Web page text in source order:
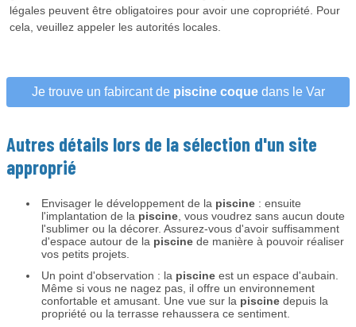
légales peuvent être obligatoires pour avoir une copropriété. Pour
cela, veuillez appeler les autorités locales.
Je trouve un fabircant de piscine coquedans le Var
Autres détails lors de la sélection d'un site
approprié
Envisager le développement de la piscine: ensuite
l'implantation de la piscine, vous voudrez sans aucun doute
l'sublimer ou la décorer. Assurez-vous d'avoir suffisamment
d'espace autour de la piscinede manière à pouvoir réaliser
vos petits projets.
Un point d'observation : la piscineest un espace d'aubain.
Même si vous ne nagez pas, il offre un environnement
confortable et amusant. Une vue sur la piscinedepuis la
propriété ou la terrasse rehaussera ce sentiment.